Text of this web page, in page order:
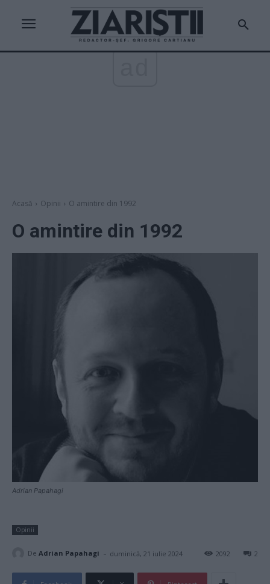
Acasă Opinii O amintire din 1992
O amintire din 1992
Adrian Papahagi
Opinii
De Adrian Papahagi - duminică, 21 iulie 2024 2
2092